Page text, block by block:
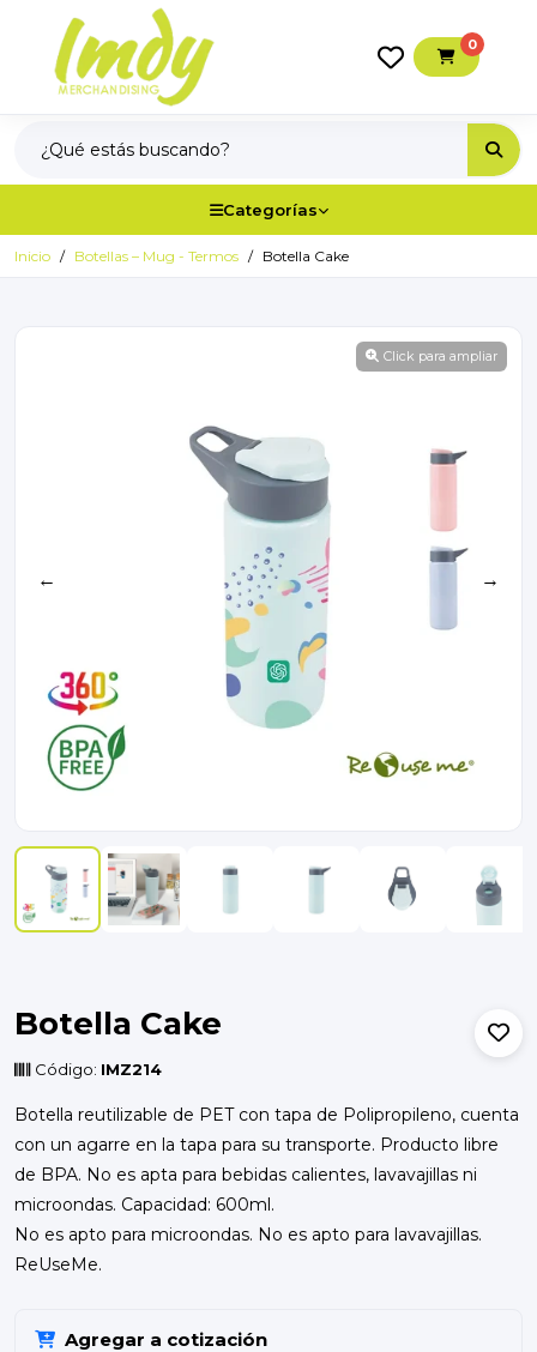
0
Categorías
Inicio Botellas – Mug - Termos Botella Cake
Click para ampliar
← →
Botella Cake
Código: IMZ214
Botella reutilizable de PET con tapa de Polipropileno, cuenta
con un agarre en la tapa para su transporte. Producto libre
de BPA. No es apta para bebidas calientes, lavavajillas ni
microondas. Capacidad: 600ml.
No es apto para microondas. No es apto para lavavajillas.
ReUseMe.
Agregar a cotización